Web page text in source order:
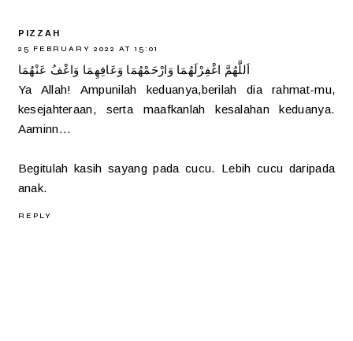
PIZZAH
25 FEBRUARY 2022 AT 15:01
اَللَّهُمَّ اغْفِرْلَهُمَا وَارْحَمْهُمَا وَعَافِهِمَا وَاعْفُ عَنْهُمَا
Ya Allah! Ampunilah keduanya,berilah dia rahmat-mu,
kesejahteraan, serta maafkanlah kesalahan keduanya.
Aaminn...
Begitulah kasih sayang pada cucu. Lebih cucu daripada
anak.
REPLY